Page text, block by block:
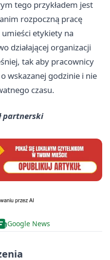
tego przykładem jest
rozpoczną pracę
etykiety na
działającej organizacji
tak aby pracownicy
wskazanej godzinie i nie
czasu.
partnerski
Google News